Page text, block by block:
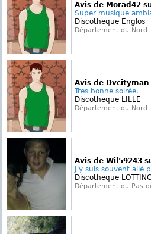
Avis de Morad42
Super musique
Discotheque Englos
Département du Nord
Avis de Dvcityman
Tres bonne soirée.
Discotheque LILLE
Département du Nord
Avis de Wil59243
J'y suis souvent allé
Discotheque
Département du Pas